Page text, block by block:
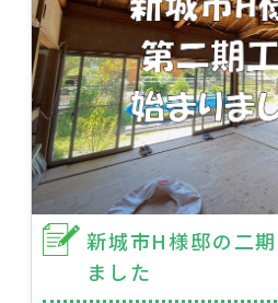
新城市H様邸の二
ました